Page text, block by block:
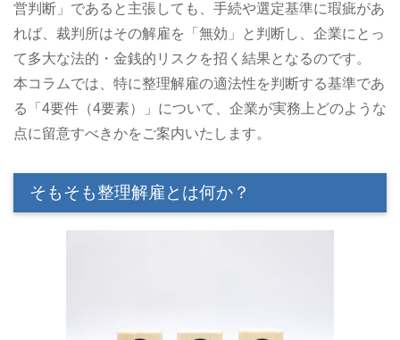
営判断」であると主張しても、手続や選定基準に瑕疵があ
れば、裁判所はその解雇を「無効」と判断し、企業にとっ
て多大な法的・金銭的リスクを招く結果となるのです。
本コラムでは、特に整理解雇の適法性を判断する基準であ
る「4要件（4要素）」について、企業が実務上どのような
点に留意すべきかをご案内いたします。
そもそも整理解雇とは何か？